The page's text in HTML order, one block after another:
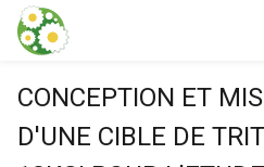
本文に飛ぶ
CONCEPTION ET
D'UNE CIBLE DE